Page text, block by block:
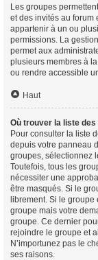
Les groupes
et des invités au forum
appartenir à un ou
permissions. La
permet aux
plusieurs membres à
ou rendre accessible
Haut
Où trouver la liste
Pour consulter la liste
depuis votre panneau
groupes, sélectionnez
Toutefois, tous les
nécessiter une
être masqués. Si le
librement. Si le
groupe mais votre
groupe. Ce dernier
rejoindre le groupe et
N’importunez pas le
ses raisons.